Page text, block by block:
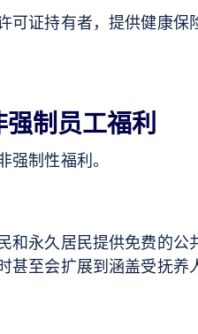
可证持有者，提供健康保
制员工福利
强制性福利。
和永久居民提供免费的
甚至会扩展到涵盖受抚养